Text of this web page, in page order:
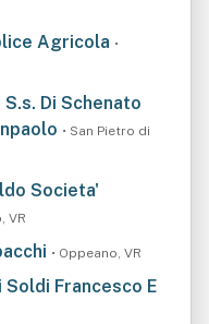
Agricola •
Di Schenato
• San Pietro di
Societa'
VR
• Oppeano, VR
Francesco E